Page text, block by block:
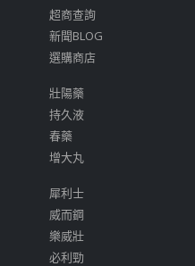
超商查詢
新聞BLOG
選購商店
壯陽藥
持久液
春藥
增大丸
犀利士
威而鋼
樂威壯
必利勁